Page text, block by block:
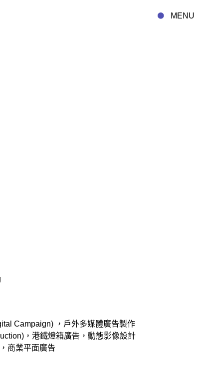
MENU
Campaign) ，戶外多媒體廣告製作
，港鐵燈箱廣告，動態影像設計
商業平面廣告